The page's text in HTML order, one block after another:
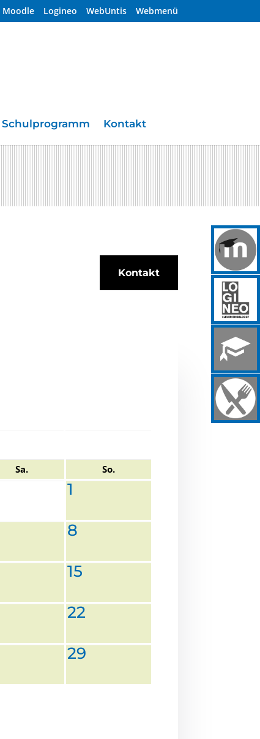
Moodle Logineo WebUntis Webmenü
Schulprogramm Kontakt
Kontakt
Sa. So.
1
8
15
22
29